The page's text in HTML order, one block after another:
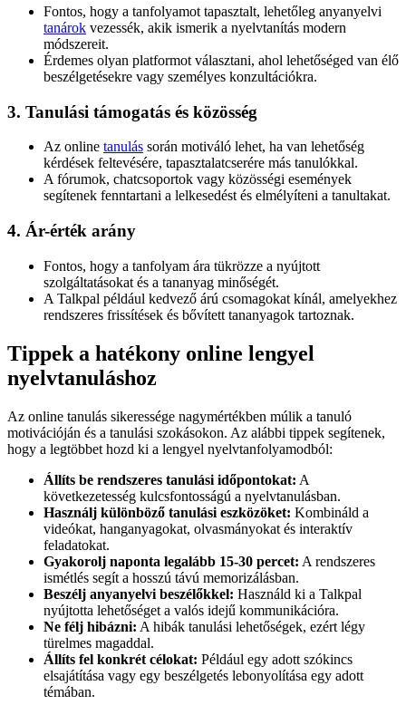
Fontos, hogy a tanfolyamot tapasztalt, lehetőleg anyanyelvi
tanárok vezessék, akik ismerik a nyelvtanítás modern
módszereit.
Érdemes olyan platformot választani, ahol lehetőséged van élő
beszélgetésekre vagy személyes konzultációkra.
3. Tanulási támogatás és közösség
Az online tanulás során motiváló lehet, ha van lehetőség
kérdések feltevésére, tapasztalatcserére más tanulókkal.
A fórumok, chatcsoportok vagy közösségi események
segítenek fenntartani a lelkesedést és elmélyíteni a tanultakat.
4. Ár-érték arány
Fontos, hogy a tanfolyam ára tükrözze a nyújtott
szolgáltatásokat és a tananyag minőségét.
A Talkpal például kedvező árú csomagokat kínál, amelyekhez
rendszeres frissítések és bővített tananyagok tartoznak.
Tippek a hatékony online lengyel
nyelvtanuláshoz
Az online tanulás sikeressége nagymértékben múlik a tanuló
motivációján és a tanulási szokásokon. Az alábbi tippek segítenek,
hogy a legtöbbet hozd ki a lengyel nyelvtanfolyamodból:
Állíts be rendszeres tanulási időpontokat: A
következetesség kulcsfontosságú a nyelvtanulásban.
Használj különböző tanulási eszközöket: Kombináld a
videókat, hanganyagokat, olvasmányokat és interaktív
feladatokat.
Gyakorolj naponta legalább 15-30 percet: A rendszeres
ismétlés segít a hosszú távú memorizálásban.
Beszélj anyanyelvi beszélőkkel: Használd ki a Talkpal
nyújtotta lehetőséget a valós idejű kommunikációra.
Ne félj hibázni: A hibák tanulási lehetőségek, ezért légy
türelmes magaddal.
Állíts fel konkrét célokat: Például egy adott szókincs
elsajátítása vagy egy beszélgetés lebonyolítása egy adott
témában.